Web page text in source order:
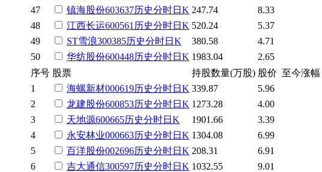
47
镇海股份603637历史分时日K 247.74 8.33
48
江西长运600561 历史分时日K 520.24 5.37
49
ST雪浪300385历史分时日K 380.58 4.71
50
华纺股份600448历史分时日K 1983.04 2.65
序号 股票 持股数量(万股) 股价 至今涨幅
1
海螺新材000619历史分时日K 339.87 5.96
2
龙建股份600853历史分时日K 1273.28 4.00
3
天地源600665历史分时日K 1901.66 3.39
4
永安林业000663历史分时日K 1304.08 6.99
5
百洋股份002696历史分时日K 208.31 6.91
6
吉大通信300597历史分时日K 1032.55 9.01